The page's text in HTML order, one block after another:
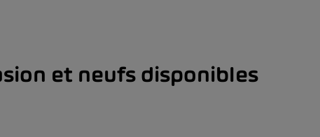
et neufs disponibles